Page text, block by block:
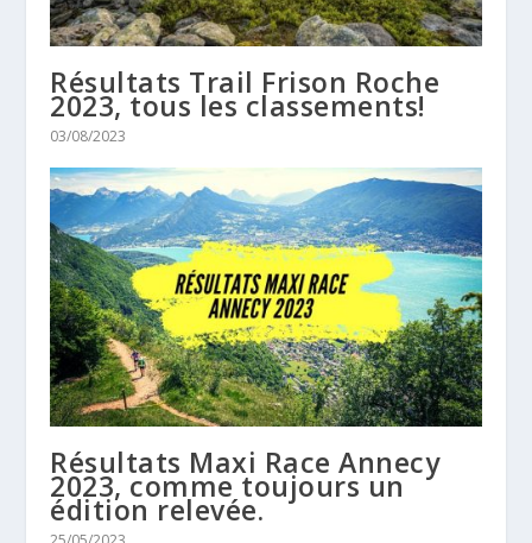
Résultats Trail Frison Roche
2023, tous les classements!
03/08/2023
Résultats Maxi Race Annecy
2023, comme toujours un
édition relevée.